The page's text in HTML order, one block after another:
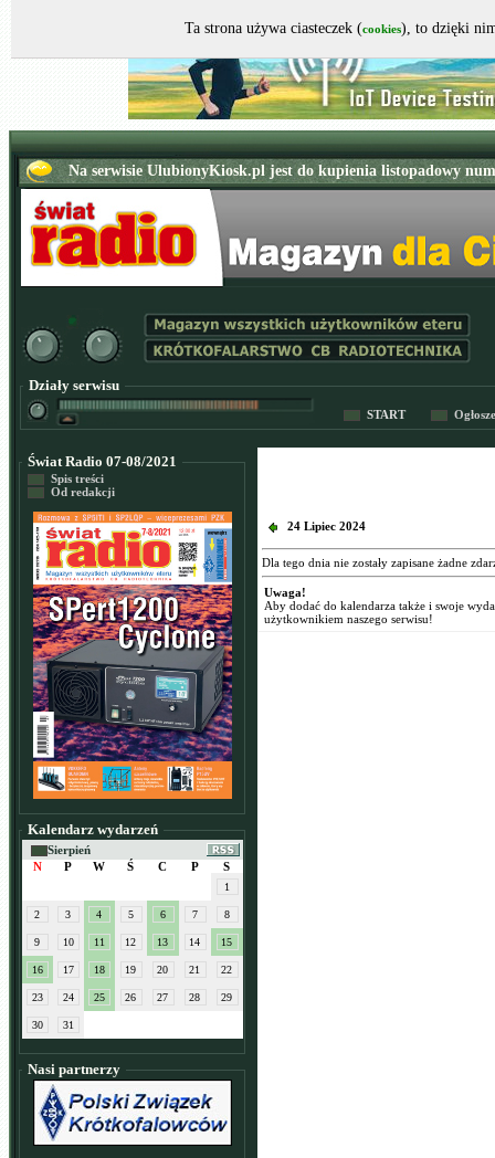
Działy serwisu
START
Świat Radio 07-08/2021
Spis treści
Od redakcji
Kalendarz wydarzeń
Sierpień
N
P W Ś C P S
1
2 3 4 5 6 7 8
9 10 11 12 13 14 15
16 17 18 19 20 21 22
23 24 25 26 27 28 29
30 31
Nasi partnerzy
24 Lipiec 2024
Dla tego dnia nie zostały zapisane żadne
Uwaga!
Aby dodać do kalendarza także i swoje
użytkownikiem naszego serwisu!
Ta strona używa ciasteczek (cookies), to dzięki